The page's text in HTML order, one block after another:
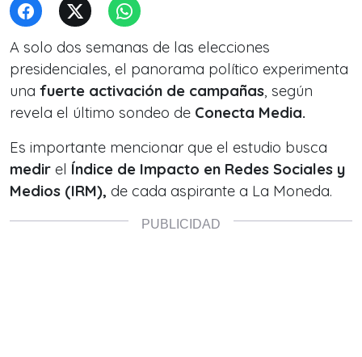
A solo dos semanas de las elecciones
presidenciales, el panorama político experimenta
una fuerte activación de campañas, según
revela el último sondeo de Conecta Media.
Es importante mencionar que el estudio busca
medir el Índice de Impacto en Redes Sociales y
Medios (IRM), de cada aspirante a La Moneda.